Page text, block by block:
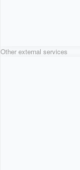
Other external services